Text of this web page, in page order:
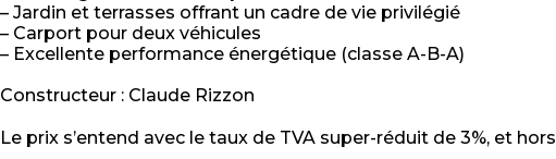
– Jardin et terrasses offrant un cadre de vie privilégié
– Carport pour deux véhicules
– Excellente performance énergétique (classe A-B-A)
Constructeur : Claude Rizzon
Le prix s’entend avec le taux de TVA super-réduit de 3%, et